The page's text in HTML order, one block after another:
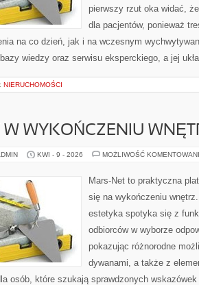
pierwszy rzut oka widać,
dla pacjentów, ponieważ
na co dzień, jak i na wczesnym
wiedzy oraz serwisu eksperckiego, a jej
NIERUCHOMOŚCI
W WYKOŃCZENIU
KWI - 9 - 2026 MOŻLIWOŚĆ
Mars-Net to praktyczna
się na wykończeniu
estetyka spotyka się z
odbiorców w wyborze
pokazując różnorodne
dywanami, a także z
osób, które szukają sprawdzonych